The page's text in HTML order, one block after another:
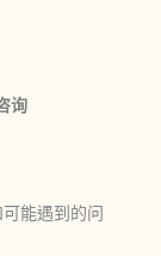
询
能遇到的问